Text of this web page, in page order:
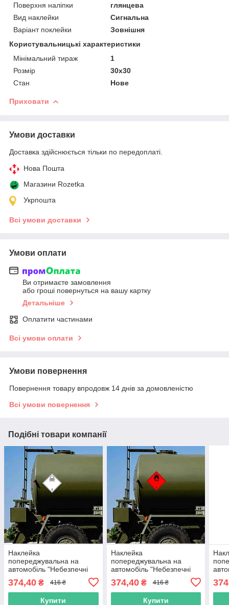
Поверхня наліпки
глянцева
Вид наклейки
Сигнальна
Варіант поклейки
Зовнішня
Користувальницькі характеристики
Мінімальний тираж
1
Розмір
30х30
Стан
Нове
Приховати
Умови доставки
Доставка здійснюється тільки по передоплаті.
Нова Пошта
Магазини Rozetka
Укрпошта
Всі умови доставки
Умови оплати
Ви отримаєте замовлення
або гроші повернуться на вашу картку
Детальніше
Оплатити частинами
Всі умови оплати
Умови повернення
Повернення товару впродовж 14 днів за домовленістю
Всі умови повернення
Подібні товари компанії
Наклейка
попереджувальна на
автомобіль "Небезпечні
вантажі. Незаймисті гази.
Нетоксичні гази. Клас 2" з
оракалу
374,40 ₴ 416 ₴
Купити
Наклейка
попереджувальна на
автомобіль "Небезпечні
рідини. Нетоксичні гази.
Клас 2" з оракалу
374,40₴ 416 ₴
Купити